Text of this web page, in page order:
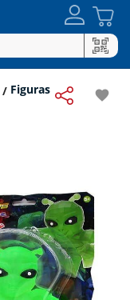
Figuras
favorite